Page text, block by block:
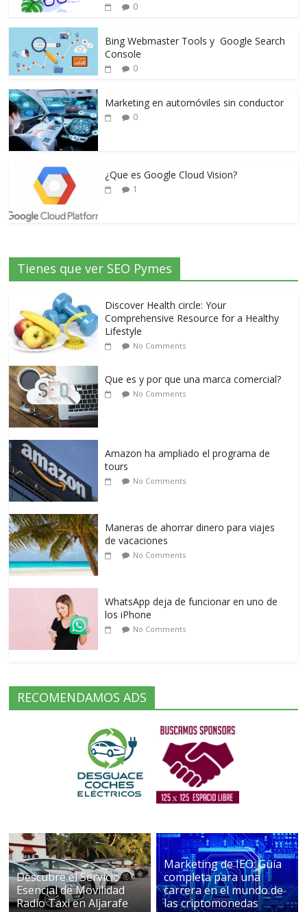
0
Bing Webmaster Tools y Google Search
Console
0
Marketing en automóviles sin conductor
0
¿Que es Google Cloud Vision?
1
Tienes que ver SEO Pymes
Discover Health circle: Your
Comprehensive Resource for a Healthy
Lifestyle
No Comments
Que es y por que una marca comercial?
No Comments
Amazon ha ampliado el programa de
tours
No Comments
Maneras de ahorrar dinero para viajes
de vacaciones
No Comments
WhatsApp deja de funcionar en uno de
los iPhone
No Comments
RECOMENDAMOS ADS
Descubre el Servicio
Esencial de Movilidad
Radio Taxi en Aljarafe
Marketing de IEO: Guía
completa para una
carrera en el mundo de
las criptomonedas